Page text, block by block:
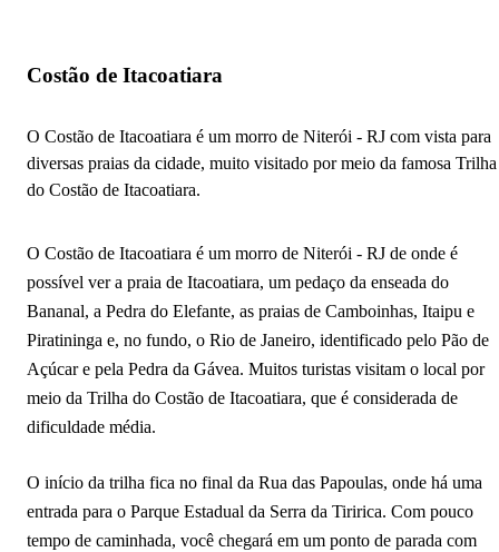
Trilha Córrego Dos Colibrís
Trilha do Morro da Peça
Trilha da Enseada do Bananal
Costão de Itacoatiara
O Costão de Itacoatiara é um morro de Niterói - RJ com vista para
diversas praias da cidade, muito visitado por meio da famosa Trilha
do Costão de Itacoatiara.
O Costão de Itacoatiara é um morro de Niterói - RJ de onde é
possível ver a praia de Itacoatiara, um pedaço da enseada do
Bananal, a Pedra do Elefante, as praias de Camboinhas, Itaipu e
Piratininga e, no fundo, o Rio de Janeiro, identificado pelo Pão de
Açúcar e pela Pedra da Gávea. Muitos turistas visitam o local por
meio da Trilha do Costão de Itacoatiara, que é considerada de
dificuldade média.
O início da trilha fica no final da Rua das Papoulas, onde há uma
entrada para o Parque Estadual da Serra da Tiririca. Com pouco
tempo de caminhada, você chegará em um ponto de parada com